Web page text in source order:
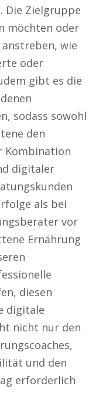
Die Zielgruppe
möchten oder
wie
oder
gibt es die
sodass sowohl
den
Kombination
digitaler
als bei
vor
Ernährung
diesen
digitale
nicht nur den
und den
erforderlich